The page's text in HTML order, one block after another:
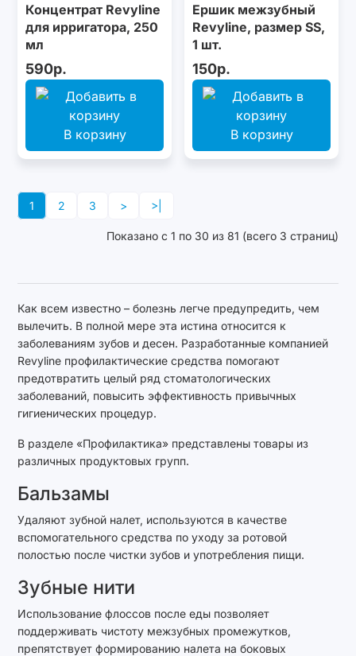
Концентрат Revyline
для ирригатора, 250
мл
590р.
В корзину
Ершик межзубный
Revyline, размер SS,
1 шт.
150р.
В корзину
1 2 3 > >|
Показано с 1 по 30 из 81 (всего 3 страниц)
Как всем известно – болезнь легче предупредить, чем
вылечить. В полной мере эта истина относится к
заболеваниям зубов и десен. Разработанные компанией
Revyline профилактические средства помогают
предотвратить целый ряд стоматологических
заболеваний, повысить эффективность привычных
гигиенических процедур.
В разделе «Профилактика» представлены товары из
различных продуктовых групп.
Бальзамы
Удаляют зубной налет, используются в качестве
вспомогательного средства по уходу за ротовой
полостью после чистки зубов и употребления пищи.
Зубные нити
Использование флоссов после еды позволяет
поддерживать чистоту межзубных промежутков,
препятствует формированию налета на боковых